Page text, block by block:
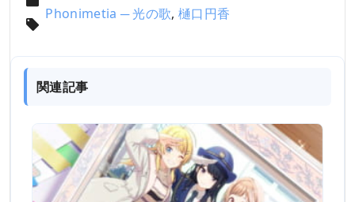
Phonimetia ─ 光の歌,樋口円香
関連記事